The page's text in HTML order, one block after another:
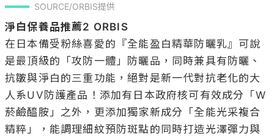
SOURCE/ORBIS提供
淨白保養品推薦2 ORBIS
在日本備受粉絲喜愛的『全能盈白精華防曬乳』可說
是最頂級的「攻防一體」防曬品，同時兼具有防曬、
抗皺與淨白的三重功能，絕對是新一代對抗老化的大
人系UV防護產品！添加有日本政府核可有效成分「W
菸鹼醯胺」之外，更添加獨家新成分「全能光采複合
精粹」，能調理細紋預防斑點的同時打造光澤彈力與